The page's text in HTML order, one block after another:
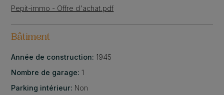
Pepit-immo - Offre d'achat.pdf
Bâtiment
Année de construction: 1945
Nombre de garage: 1
Parking intérieur: Non